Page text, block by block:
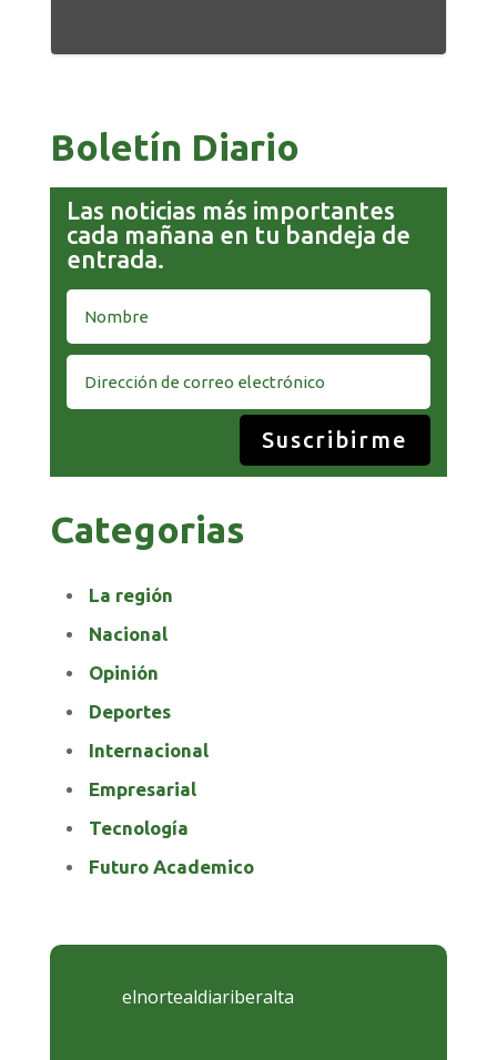
Boletín Diario
Las noticias más importantes
cada mañana en tu bandeja de
entrada.
Suscribirme
Categorias
La región
Nacional
Opinión
Deportes
Internacional
Empresarial
Tecnología
Futuro Academico
elnortealdiariberalta